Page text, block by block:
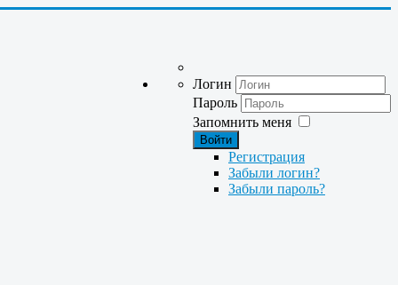
Логин
Пароль
Запомнить меня
Войти
Регистрация
Забыли логин?
Забыли пароль?